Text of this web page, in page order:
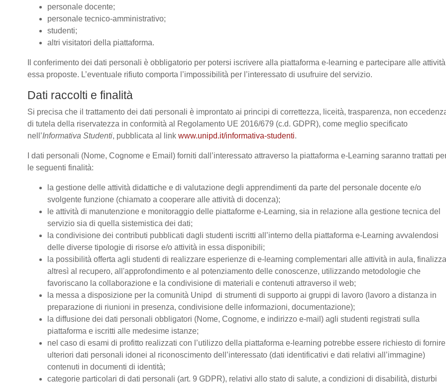
personale docente;
personale tecnico-amministrativo;
studenti;
altri visitatori della piattaforma.
Il conferimento dei dati personali è obbligatorio per potersi iscrivere alla piattaforma e-learning e partecipare alle
essa proposte. L’eventuale rifiuto comporta l’impossibilità per l’interessato di usufruire del servizio.
Dati raccolti e finalità
Si precisa che il trattamento dei dati personali è improntato ai principi di correttezza, liceità, trasparenza, non
di tutela della riservatezza in conformità al Regolamento UE 2016/679 (c.d. GDPR), come meglio specificato
nell’Informativa Studenti, pubblicata al link www.unipd.it/informativa-studenti.
I dati personali (Nome, Cognome e Email) forniti dall’interessato attraverso la piattaforma e-Learning saranno trattati
le seguenti finalità:
la gestione delle attività didattiche e di valutazione degli apprendimenti da parte del personale docente e/o
svolgente funzione (chiamato a cooperare alle attività di docenza);
le attività di manutenzione e monitoraggio delle piattaforme e-Learning, sia in relazione alla gestione tecnica del
servizio sia di quella sistemistica dei dati;
la condivisione dei contributi pubblicati dagli studenti iscritti all’interno della piattaforma e-Learning avvalendosi
delle diverse tipologie di risorse e/o attività in essa disponibili;
la possibilità offerta agli studenti di realizzare esperienze di e-learning complementari alle attività in aula,
altresì al recupero, all'approfondimento e al potenziamento delle conoscenze, utilizzando metodologie che
favoriscano la collaborazione e la condivisione di materiali e contenuti attraverso il web;
la messa a disposizione per la comunità Unipd di strumenti di supporto ai gruppi di lavoro (lavoro a distanza in
preparazione di riunioni in presenza, condivisione delle informazioni, documentazione);
la diffusione dei dati personali obbligatori (Nome, Cognome, e indirizzo e-mail) agli studenti registrati sulla
piattaforma e iscritti alle medesime istanze;
nel caso di esami di profitto realizzati con l’utilizzo della piattaforma e-learning potrebbe essere richiesto di fornire
ulteriori dati personali idonei al riconoscimento dell’interessato (dati identificativi e dati relativi all’immagine)
contenuti in documenti di identità;
categorie particolari di dati personali (art. 9 GDPR), relativi allo stato di salute, a condizioni di disabilità, disturbi